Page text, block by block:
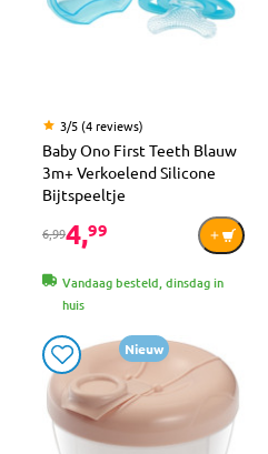
3/5 (4 reviews)
Baby Ono First Teeth Blauw
3m+ Verkoelend Silicone
Bijtspeeltje
6,994,99
Vandaag besteld, dinsdag in
huis
Nieuw